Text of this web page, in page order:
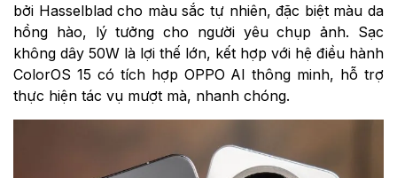
bởi Hasselblad cho màu sắc tự nhiên, đặc biệt màu da
hồng hào, lý tưởng cho người yêu chụp ảnh. Sạc
không dây 50W là lợi thế lớn, kết hợp với hệ điều hành
ColorOS 15 có tích hợp OPPO AI thông minh, hỗ trợ
thực hiện tác vụ mượt mà, nhanh chóng.